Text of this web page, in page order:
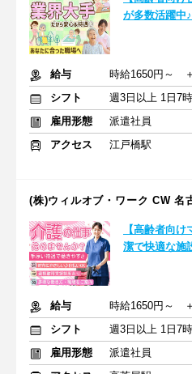
が多数活躍中
給与
時給1650円～
シフト
週3日以上 1日7
雇用形態
派遣社員
アクセス
江戸橋駅
(株)ウィルオブ・ワーク CW 名
【高齢者向
潔で快適な施
給与
時給1650円～
シフト
週3日以上 1日7
雇用形態
派遣社員